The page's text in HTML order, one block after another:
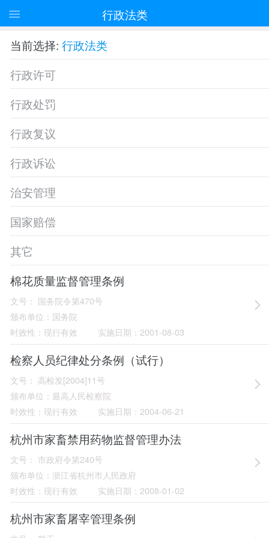
行政法类
当前选择: 行政法类
行政许可
行政处罚
行政复议
行政诉讼
治安管理
国家赔偿
其它
棉花质量监督管理条例
文号： 国务院令第470号
颁布单位： 国务院
时效性： 现行有效 实施日期： 2001-08-03
检察人员纪律处分条例（试行）
文号： 高检发[2004]11号
颁布单位： 最高人民检察院
时效性： 现行有效 实施日期： 2004-06-21
杭州市家畜禁用药物监督管理办法
文号： 市政府令第240号
颁布单位： 浙江省杭州市人民政府
时效性： 现行有效 实施日期： 2008-01-02
杭州市家畜屠宰管理条例